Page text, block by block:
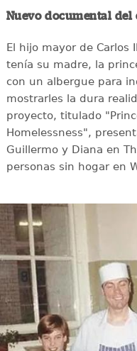
Nuevo documental
El hijo mayor de Carlos
tenía su madre, la
con un albergue para
mostrarles la dura
proyecto, titulado
Homelessness",
Guillermo y Diana en
personas sin hogar en